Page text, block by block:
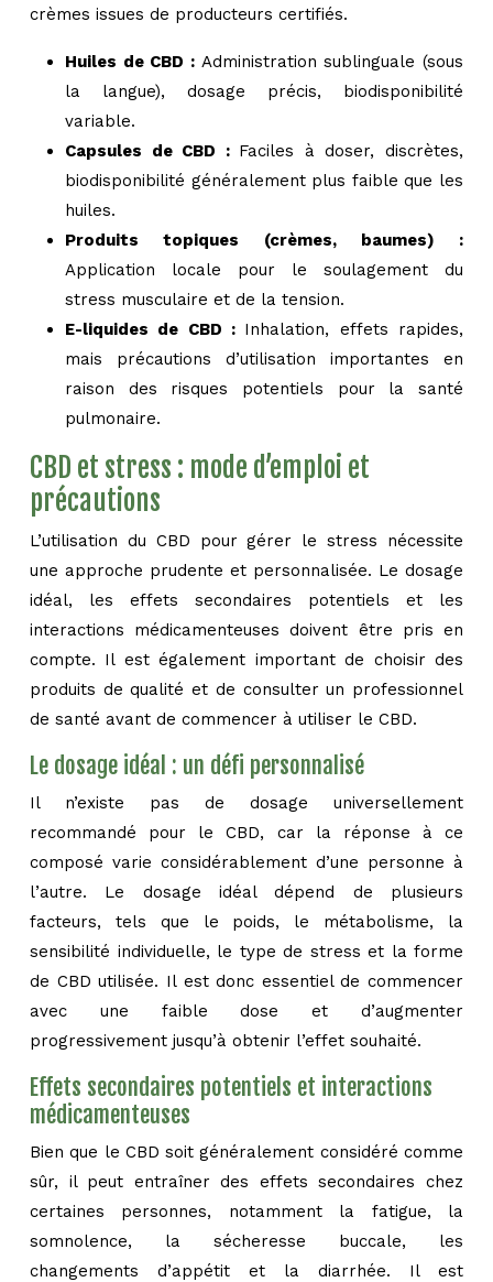
crèmes issues de producteurs certifiés.
Huiles de CBD : Administration sublinguale (sous
la langue), dosage précis, biodisponibilité
variable.
Capsules de CBD : Faciles à doser, discrètes,
biodisponibilité généralement plus faible que les
huiles.
Produits topiques (crèmes, baumes) :
Application locale pour le soulagement du
stress musculaire et de la tension.
E-liquides de CBD : Inhalation, effets rapides,
mais précautions d’utilisation importantes en
raison des risques potentiels pour la santé
pulmonaire.
CBD et stress : mode d’emploi et
précautions
L’utilisation du CBD pour gérer le stress nécessite
une approche prudente et personnalisée. Le dosage
idéal, les effets secondaires potentiels et les
interactions médicamenteuses doivent être pris en
compte. Il est également important de choisir des
produits de qualité et de consulter un professionnel
de santé avant de commencer à utiliser le CBD.
Le dosage idéal : un défi personnalisé
Il n’existe pas de dosage universellement
recommandé pour le CBD, car la réponse à ce
composé varie considérablement d’une personne à
l’autre. Le dosage idéal dépend de plusieurs
facteurs, tels que le poids, le métabolisme, la
sensibilité individuelle, le type de stress et la forme
de CBD utilisée. Il est donc essentiel de commencer
avec une faible dose et d’augmenter
progressivement jusqu’à obtenir l’effet souhaité.
Effets secondaires potentiels et interactions
médicamenteuses
Bien que le CBD soit généralement considéré comme
sûr, il peut entraîner des effets secondaires chez
certaines personnes, notamment la fatigue, la
somnolence, la sécheresse buccale, les
changements d’appétit et la diarrhée. Il est